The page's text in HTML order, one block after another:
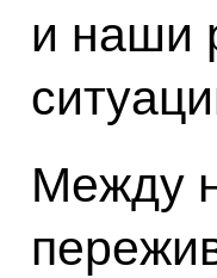
и наши
Между